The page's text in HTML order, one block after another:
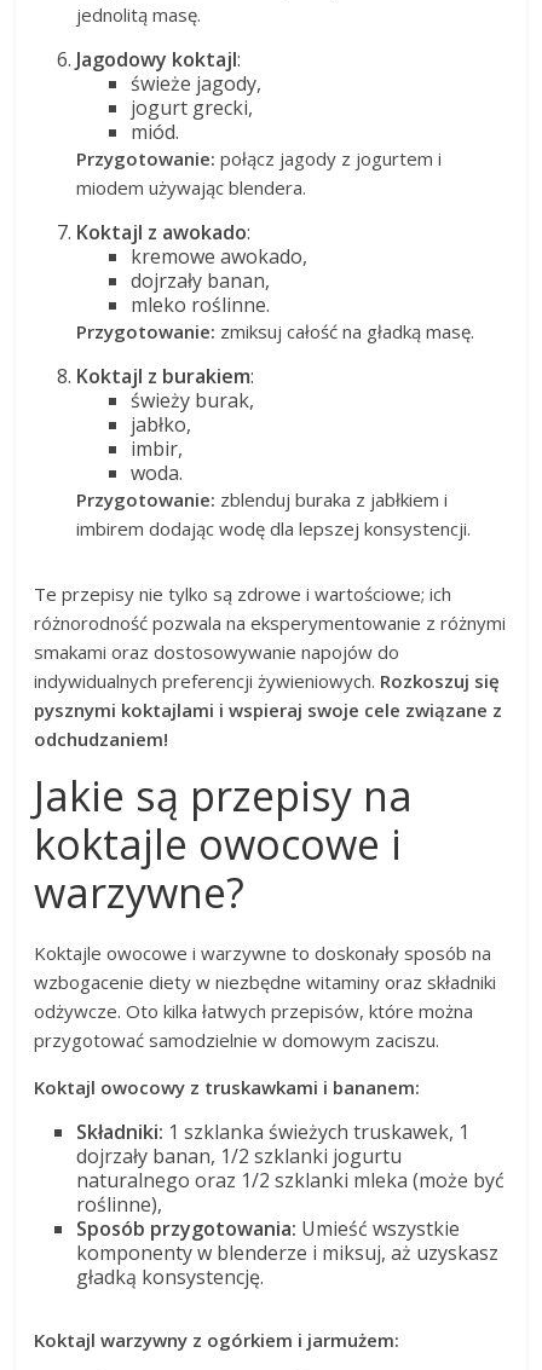
jednolitą masę.
Jagodowy koktajl:
świeże jagody,
jogurt grecki,
miód.
Przygotowanie: połącz jagody z jogurtem i
miodem używając blendera.
Koktajl z awokado:
kremowe awokado,
dojrzały banan,
mleko roślinne.
Przygotowanie: zmiksuj całość na gładką masę.
Koktajl z burakiem:
świeży burak,
jabłko,
imbir,
woda.
Przygotowanie: zblenduj buraka z jabłkiem i
imbirem dodając wodę dla lepszej konsystencji.
Te przepisy nie tylko są zdrowe i wartościowe; ich
różnorodność pozwala na eksperymentowanie z różnymi
smakami oraz dostosowywanie napojów do
indywidualnych preferencji żywieniowych. Rozkoszuj się
pysznymi koktajlami i wspieraj swoje cele związane z
odchudzaniem!
Jakie są przepisy na
koktajle owocowe i
warzywne?
Koktajle owocowe i warzywne to doskonały sposób na
wzbogacenie diety w niezbędne witaminy oraz składniki
odżywcze. Oto kilka łatwych przepisów, które można
przygotować samodzielnie w domowym zaciszu.
Koktajl owocowy z truskawkami i bananem:
Składniki: 1 szklanka świeżych truskawek, 1
dojrzały banan, 1/2 szklanki jogurtu
naturalnego oraz 1/2 szklanki mleka (może być
roślinne),
Sposób przygotowania: Umieść wszystkie
komponenty w blenderze i miksuj, aż uzyskasz
gładką konsystencję.
Koktajl warzywny z ogórkiem i jarmużem: